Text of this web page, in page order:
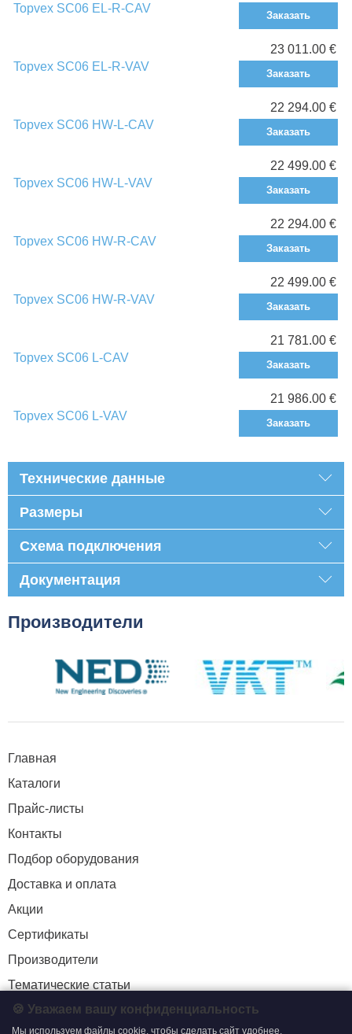
Topvex SC06 EL-R-CAV
Заказать
Topvex SC06 EL-R-VAV
23 011.00 €
Заказать
Topvex SC06 HW-L-CAV
22 294.00 €
Заказать
Topvex SC06 HW-L-VAV
22 499.00 €
Заказать
Topvex SC06 HW-R-CAV
22 294.00 €
Заказать
Topvex SC06 HW-R-VAV
22 499.00 €
Заказать
Topvex SC06 L-CAV
21 781.00 €
Заказать
Topvex SC06 L-VAV
21 986.00 €
Заказать
Технические данные
Размеры
Схема подключения
Документация
Производители
Главная
Каталоги
Прайс-листы
Контакты
Подбор оборудования
Доставка и оплата
Акции
Сертификаты
Производители
Тематические статьи
🍪 Уважаем вашу конфиденциальность
Мы используем файлы cookie, чтобы сделать сайт удобнее,